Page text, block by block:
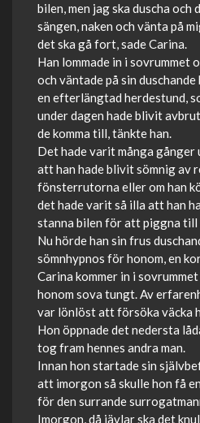
bilen, men jag ska duscha och
sängen, naken och vänta på
det ska gå fort, sade Carina.
Han lommade in i sovrummet
och väntade på sin
en efterlängtad herdestund,
under dagen hade blivit
de komma till, tänkte han.
Det hade varit många gånger
att han hade blivit sömnig av
fönsterrutorna eller om han
det hade varit så illa att han
stanna bilen för att piggna
Nu hörde han sin frus
sömnhypnos för honom, en
Carina kommer in i
honom sova tungt. Av
var lönlöst att försöka väcka
Hon öppnade det nedersta
tog fram hennes andra man.
Innan hon startade sin
att imorgon så skulle hon få
för den surrande
Imorgon, då jävlar ska det